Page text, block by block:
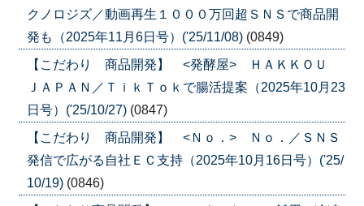
クノロジズ／動画再生１０００万回超ＳＮＳで商品開
発も（2025年11月6日号）('25/11/08) (0849)
【こだわり 商品開発】 <発酵屋> ＨＡＫＫＯＵ
ＪＡＰＡＮ／ＴｉｋＴｏｋで腸活提案（2025年10月23
日号）('25/10/27) (0847)
【こだわり 商品開発】 <Ｎｏ．> Ｎｏ．／ＳＮＳ
発信で広がる自社ＥＣ支持（2025年10月16日号）('25/
10/19) (0846)